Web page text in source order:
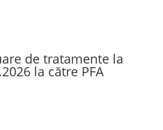
de tratamente la
la către PFA